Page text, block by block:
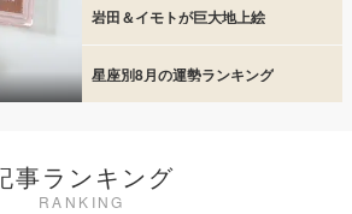
岩田＆イモトが巨大地上絵
星座別8月の運勢ランキング
事ランキング
RANKING